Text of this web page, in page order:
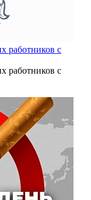
работников с
работников с